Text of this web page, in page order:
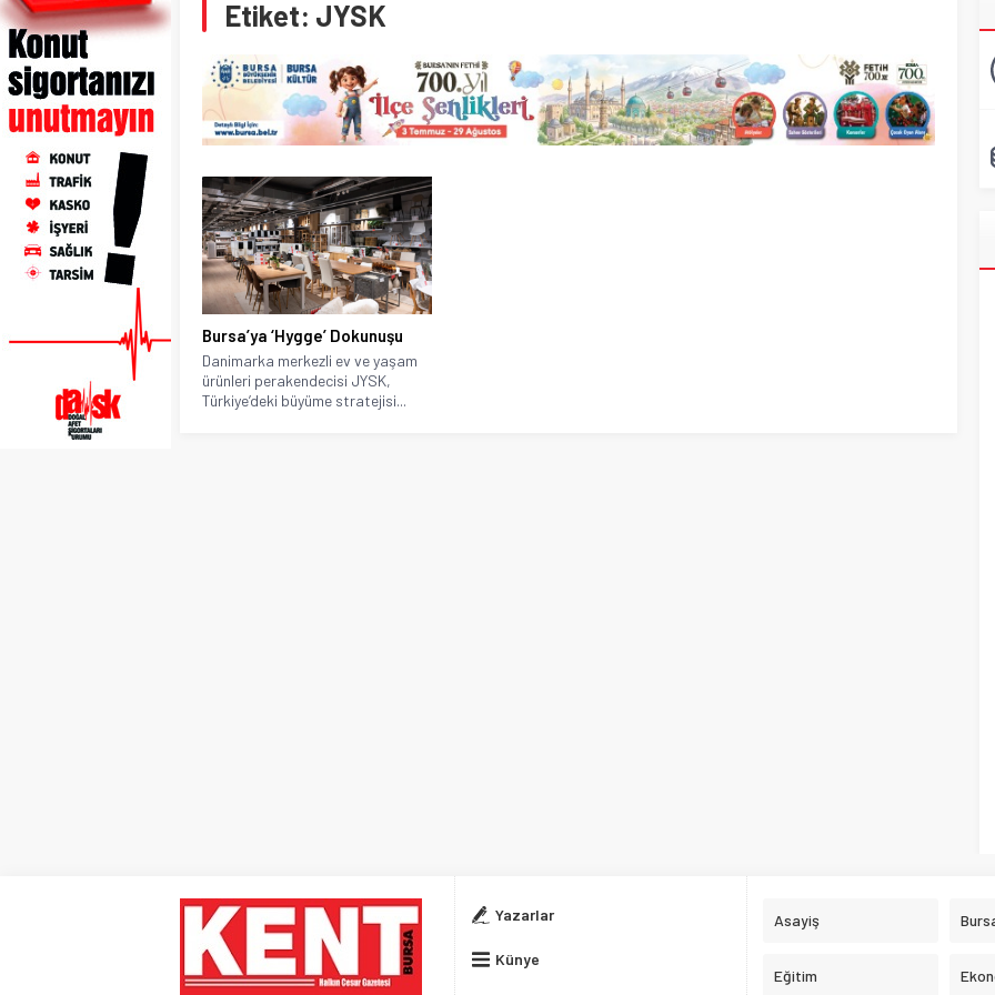
Etiket: JYSK
Bursa’ya ‘Hygge’ Dokunuşu
Danimarka merkezli ev ve yaşam
ürünleri perakendecisi JYSK,
Türkiye’deki büyüme stratejisi...
Yazarlar
Künye
Asayiş
Eğitim